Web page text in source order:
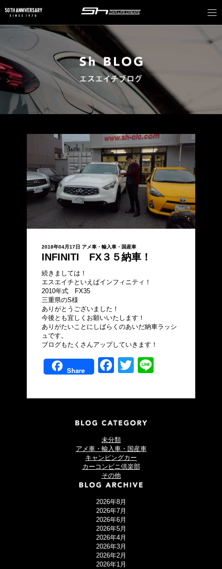
2018年04月17日 アメ車・輸入車・国産車
INFINITI FX３５納車！
続きましては！
エスエイチといえばインフィニティ！
2010年式 FX35
三重県のS様
ありがとうございました！
今後とも宜しくお願いいたします！
ありがたいことにしばらくのあいだ納車ラッシ
ュです。
ブログもたくさんアップしていきます！
Share
FacebookTwitter
未分類
アメ車・輸入車・国産車
キャンピングカー
カーコンビニ倶楽部
その他
2026年8月
2026年7月
2026年6月
2026年5月
2026年4月
2026年3月
2026年2月
2026年1月